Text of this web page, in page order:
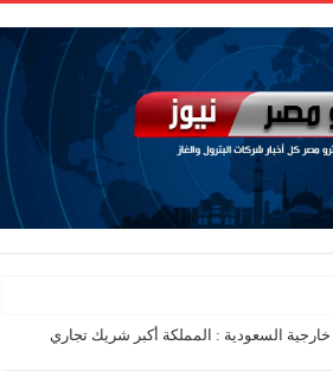
الفني للوزير
السعودية : المملكة أكبر شريك تجاري